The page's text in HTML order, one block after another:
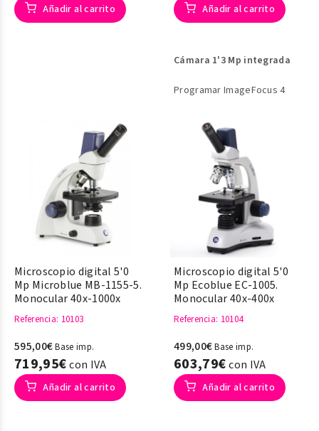
Añadir al carrito Añadir al carrito
Cámara 1'3 Mp integrada
Programar ImageFocus 4
Microscopio digital 5'0
Mp Microblue MB-1155-5.
Monocular 40x-1000x
Referencia: 10103
595,00€Base imp.
719,95€con IVA
Añadir al carrito
Microscopio digital 5'0
Mp Ecoblue EC-1005.
Monocular 40x-400x
Referencia: 10104
499,00€Base imp.
603,79€con IVA
Añadir al carrito